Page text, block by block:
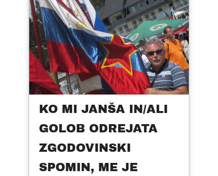
KO MI JANŠA IN/ALI
GOLOB ODREJATA
ZGODOVINSKI
SPOMIN, ME JE